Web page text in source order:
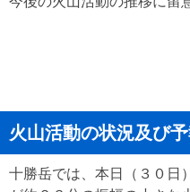
火山活動の状況及び
十勝岳では、本日（３０日